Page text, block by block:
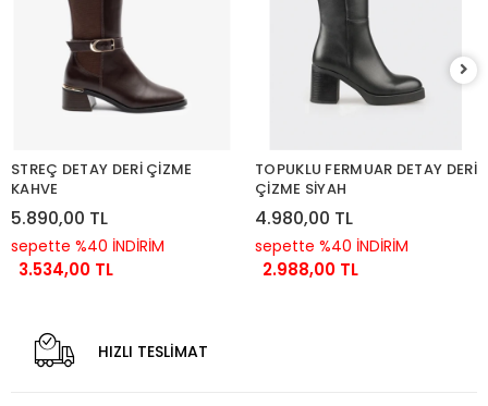
STREÇ DETAY DERİ ÇİZME
KAHVE
5.890,00 TL
sepette %40 İNDİRİM
3.534,00 TL
TOPUKLU FERMUAR DETAY DERİ
ÇİZME SİYAH
4.980,00 TL
sepette %40 İNDİRİM
2.988,00 TL
HIZLI TESLİMAT